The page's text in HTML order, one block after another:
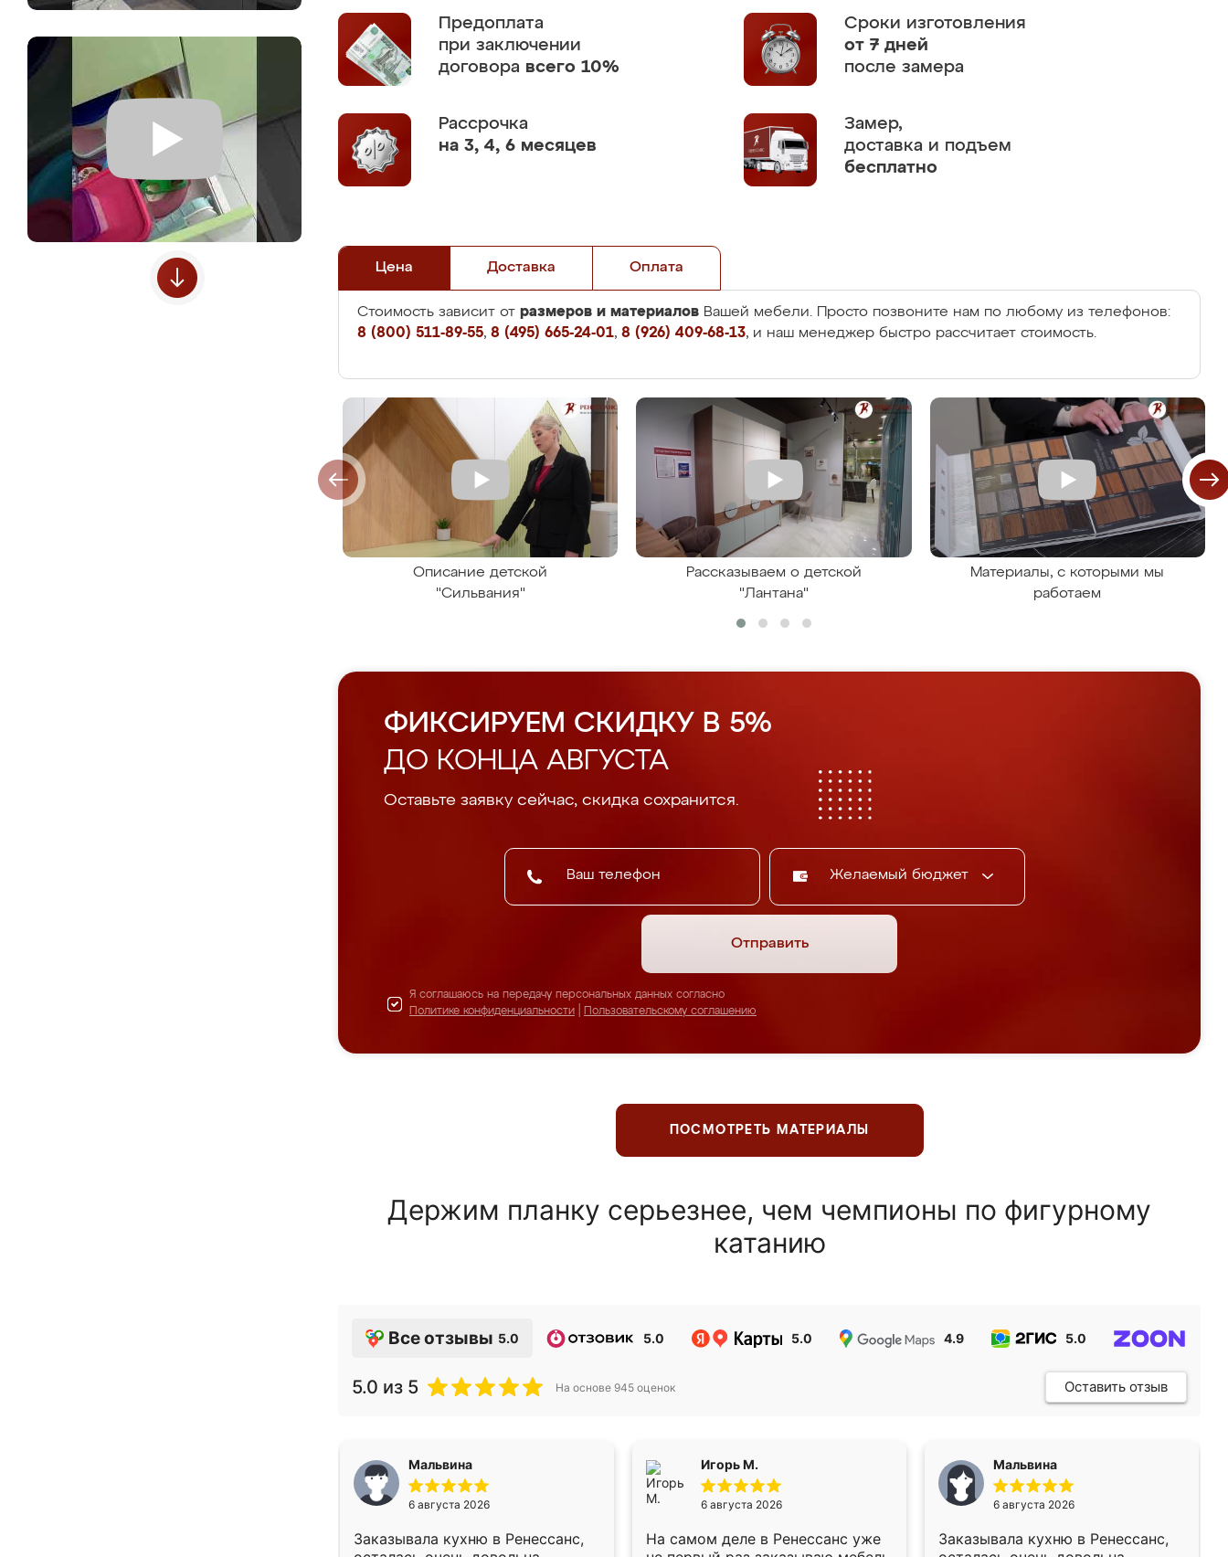
Предоплата
при заключении
договора всего 10%
Сроки изготовления
от 7 дней
после замера
Рассрочка
на 3, 4, 6 месяцев
Замер,
доставка и подъем
бесплатно
Цена Доставка Оплата
Стоимость зависит от размеров и материалов Вашей мебели. Просто позвоните нам по любому из телефонов:
8 (800) 511-89-55, 8 (495) 665-24-01, 8 (926) 409-68-13, и наш менеджер быстро рассчитает стоимость.
Описание детской
"Сильвания"
Рассказываем о детской
"Лантана"
Материалы, с которыми мы
работаем
ФИКСИРУЕМ СКИДКУ В 5%
ДО КОНЦА АВГУСТА
Оставьте заявку сейчас, скидка сохранится.
Желаемый бюджет
Отправить
Я соглашаюсь на передачу персональных данных согласно
Политике конфиденциальности
Пользовательскому соглашению
ПОСМОТРЕТЬ МАТЕРИАЛЫ
Держим планку серьезнее, чем чемпионы по фигурному
катанию
Все отзывы 5.0 5.0 5.0 4.9 5.0
5.0 из 5 На основе 945 оценок Оставить отзыв
Мальвина
6 августа 2026
Заказывала кухню в Ренессанс,
Игорь М.
6 августа 2026
На самом деле в Ренессанс уже
Мальвина
6 августа 2026
Заказывала кухню в Ренессанс,